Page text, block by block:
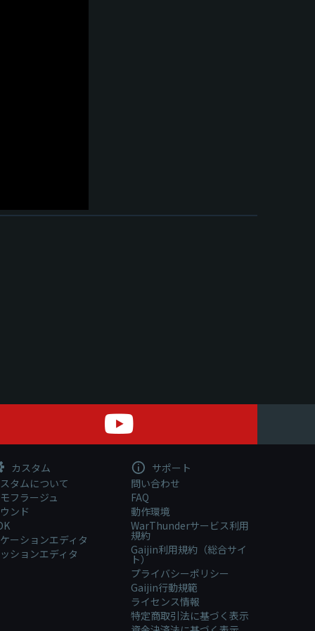
カスタム
タムについて
フラージュ
ンド
ーションエディタ
ションエディタ
サポート
問い合わせ
FAQ
動作環境
WarThunderサービス利用
規約
Gaijin利用規約（総合サイ
ト）
プライバシーポリシー
Gaijin行動規範
ライセンス情報
特定商取引法に基づく表示